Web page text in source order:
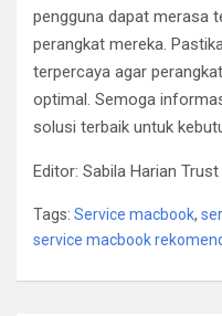
pengguna dapat merasa
perangkat mereka.
terpercaya agar
optimal. Semoga
solusi terbaik untuk
Editor: Sabila Harian Trust
Tags: Service macbook,
service macbook